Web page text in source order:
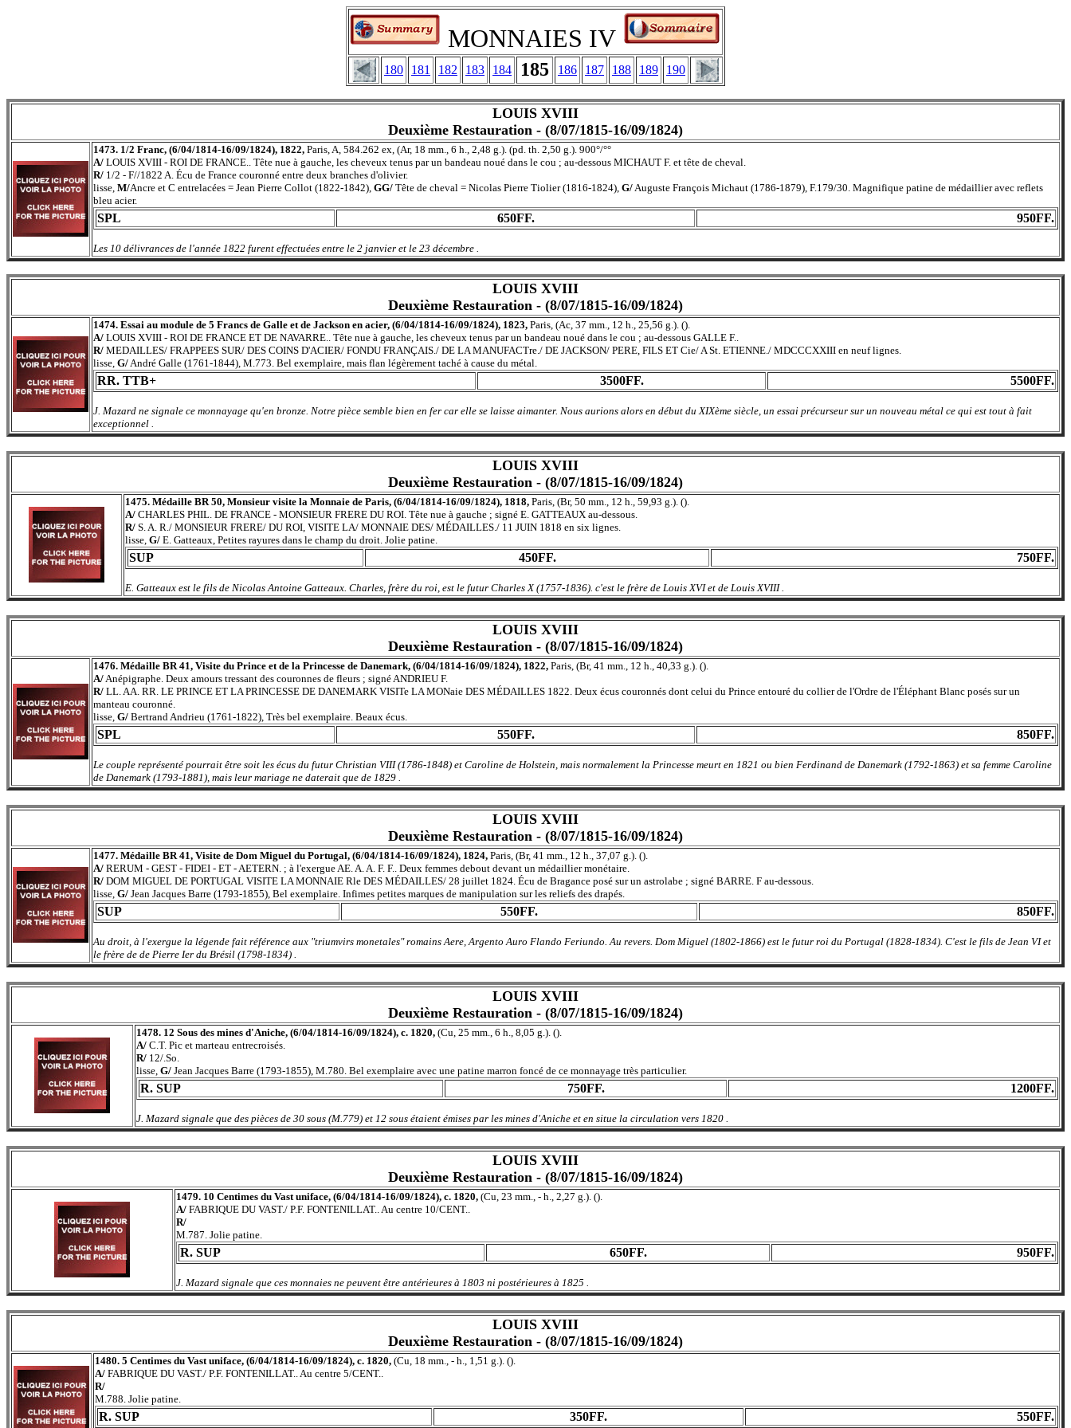
MONNAIES IV
180 181 182 183 184 185 186 187 188 189 190
LOUIS XVIII
Deuxième Restauration - (8/07/1815-16/09/1824)
1473. 1/2 Franc, (6/04/1814-16/09/1824), 1822, Paris, A, 584.262 ex, (Ar, 18 mm., 6 h., 2,48 g.). (pd. th. 2,50 g.). 900°/°°
A/ LOUIS XVIII - ROI DE FRANCE.. Tête nue à gauche, les cheveux tenus par un bandeau noué dans le cou ; au-dessous MICHAUT F. et tête de cheval.
R/ 1/2 - F//1822 A. Écu de France couronné entre deux branches d'olivier.
lisse, M/Ancre et C entrelacées = Jean Pierre Collot (1822-1842), GG/ Tête de cheval = Nicolas Pierre Tiolier (1816-1824), G/Auguste François Michaut (1786-1879), F.179/30. Magnifique patine de médaillier avec reflets
bleu acier.
SPL 650FF. 950FF.
Les 10 délivrances de l'année 1822 furent effectuées entre le 2 janvier et le 23 décembre .
LOUIS XVIII
Deuxième Restauration - (8/07/1815-16/09/1824)
1474. Essai au module de 5 Francs de Galle et de Jackson en acier, (6/04/1814-16/09/1824), 1823, Paris, (Ac, 37 mm., 12 h., 25,56 g.). ().
A/ LOUIS XVIII - ROI DE FRANCE ET DE NAVARRE.. Tête nue à gauche, les cheveux tenus par un bandeau noué dans le cou ; au-dessous GALLE F..
R/ MEDAILLES/ FRAPPEES SUR/ DES COINS D'ACIER/ FONDU FRANÇAIS./ DE LA MANUFACTre./ DE JACKSON/ PERE, FILS ET Cie/ A St. ETIENNE./ MDCCCXXIII en neuf lignes.
lisse, G/André Galle (1761-1844), M.773. Bel exemplaire, mais flan légèrement taché à cause du métal.
RR. TTB+ 3500FF. 5500FF.
J. Mazard ne signale ce monnayage qu'en bronze. Notre pièce semble bien en fer car elle se laisse aimanter. Nous aurions alors en début du XIXème siècle, un essai précurseur sur un nouveau métal ce qui est tout à fait
exceptionnel .
LOUIS XVIII
Deuxième Restauration - (8/07/1815-16/09/1824)
1475. Médaille BR 50, Monsieur visite la Monnaie de Paris, (6/04/1814-16/09/1824), 1818, Paris, (Br, 50 mm., 12 h., 59,93 g.). ().
A/ CHARLES PHIL. DE FRANCE - MONSIEUR FRERE DU ROI. Tête nue à gauche ; signé E. GATTEAUX au-dessous.
R/ S. A. R./ MONSIEUR FRERE/ DU ROI, VISITE LA/ MONNAIE DES/ MÉDAILLES./ 11 JUIN 1818 en six lignes.
lisse, G/ E. Gatteaux, Petites rayures dans le champ du droit. Jolie patine.
SUP 450FF. 750FF.
E. Gatteaux est le fils de Nicolas Antoine Gatteaux. Charles, frère du roi, est le futur Charles X (1757-1836). c'est le frère de Louis XVI et de Louis XVIII .
LOUIS XVIII
Deuxième Restauration - (8/07/1815-16/09/1824)
1476. Médaille BR 41, Visite du Prince et de la Princesse de Danemark, (6/04/1814-16/09/1824), 1822, Paris, (Br, 41 mm., 12 h., 40,33 g.). ().
A/Anépigraphe. Deux amours tressant des couronnes de fleurs ; signé ANDRIEU F.
R/ LL. AA. RR. LE PRINCE ET LA PRINCESSE DE DANEMARK VISITe LA MONaie DES MÉDAILLES 1822. Deux écus couronnés dont celui du Prince entouré du collier de l'Ordre de l'Éléphant Blanc posés sur un
manteau couronné.
lisse, G/ Bertrand Andrieu (1761-1822), Très bel exemplaire. Beaux écus.
SPL 550FF. 850FF.
Le couple représenté pourrait être soit les écus du futur Christian VIII (1786-1848) et Caroline de Holstein, mais normalement la Princesse meurt en 1821 ou bien Ferdinand de Danemark (1792-1863) et sa femme Caroline
de Danemark (1793-1881), mais leur mariage ne daterait que de 1829 .
LOUIS XVIII
Deuxième Restauration - (8/07/1815-16/09/1824)
1477. Médaille BR 41, Visite de Dom Miguel du Portugal, (6/04/1814-16/09/1824), 1824, Paris, (Br, 41 mm., 12 h., 37,07 g.). ().
A/ RERUM - GEST - FIDEI - ET - AETERN. ; à l'exergue AE. A. A. F. F.. Deux femmes debout devant un médaillier monétaire.
R/ DOM MIGUEL DE PORTUGAL VISITE LA MONNAIE Rle DES MÉDAILLES/ 28 juillet 1824. Écu de Bragance posé sur un astrolabe ; signé BARRE. F au-dessous.
lisse, G/ Jean Jacques Barre (1793-1855), Bel exemplaire. Infimes petites marques de manipulation sur les reliefs des drapés.
SUP 550FF. 850FF.
Au droit, à l'exergue la légende fait référence aux "triumvirs monetales" romains Aere, Argento Auro Flando Feriundo. Au revers. Dom Miguel (1802-1866) est le futur roi du Portugal (1828-1834). C'est le fils de Jean VI et
le frère de de Pierre Ier du Brésil (1798-1834) .
LOUIS XVIII
Deuxième Restauration - (8/07/1815-16/09/1824)
1478. 12 Sous des mines d'Aniche, (6/04/1814-16/09/1824), c. 1820, (Cu, 25 mm., 6 h., 8,05 g.). ().
A/ C.T. Pic et marteau entrecroisés.
R/ 12/.So.
lisse, G/ Jean Jacques Barre (1793-1855), M.780. Bel exemplaire avec une patine marron foncé de ce monnayage très particulier.
R. SUP 750FF. 1200FF.
J. Mazard signale que des pièces de 30 sous (M.779) et 12 sous étaient émises par les mines d'Aniche et en situe la circulation vers 1820 .
LOUIS XVIII
Deuxième Restauration - (8/07/1815-16/09/1824)
1479. 10 Centimes du Vast uniface, (6/04/1814-16/09/1824), c. 1820, (Cu, 23 mm., - h., 2,27 g.). ().
A/ FABRIQUE DU VAST./ P.F. FONTENILLAT.. Au centre 10/CENT..
R/
M.787. Jolie patine.
R. SUP 650FF. 950FF.
J. Mazard signale que ces monnaies ne peuvent être antérieures à 1803 ni postérieures à 1825 .
LOUIS XVIII
Deuxième Restauration - (8/07/1815-16/09/1824)
1480. 5 Centimes du Vast uniface, (6/04/1814-16/09/1824), c. 1820, (Cu, 18 mm., - h., 1,51 g.). ().
A/ FABRIQUE DU VAST./ P.F. FONTENILLAT.. Au centre 5/CENT..
R/
M.788. Jolie patine.
R. SUP 350FF. 550FF.